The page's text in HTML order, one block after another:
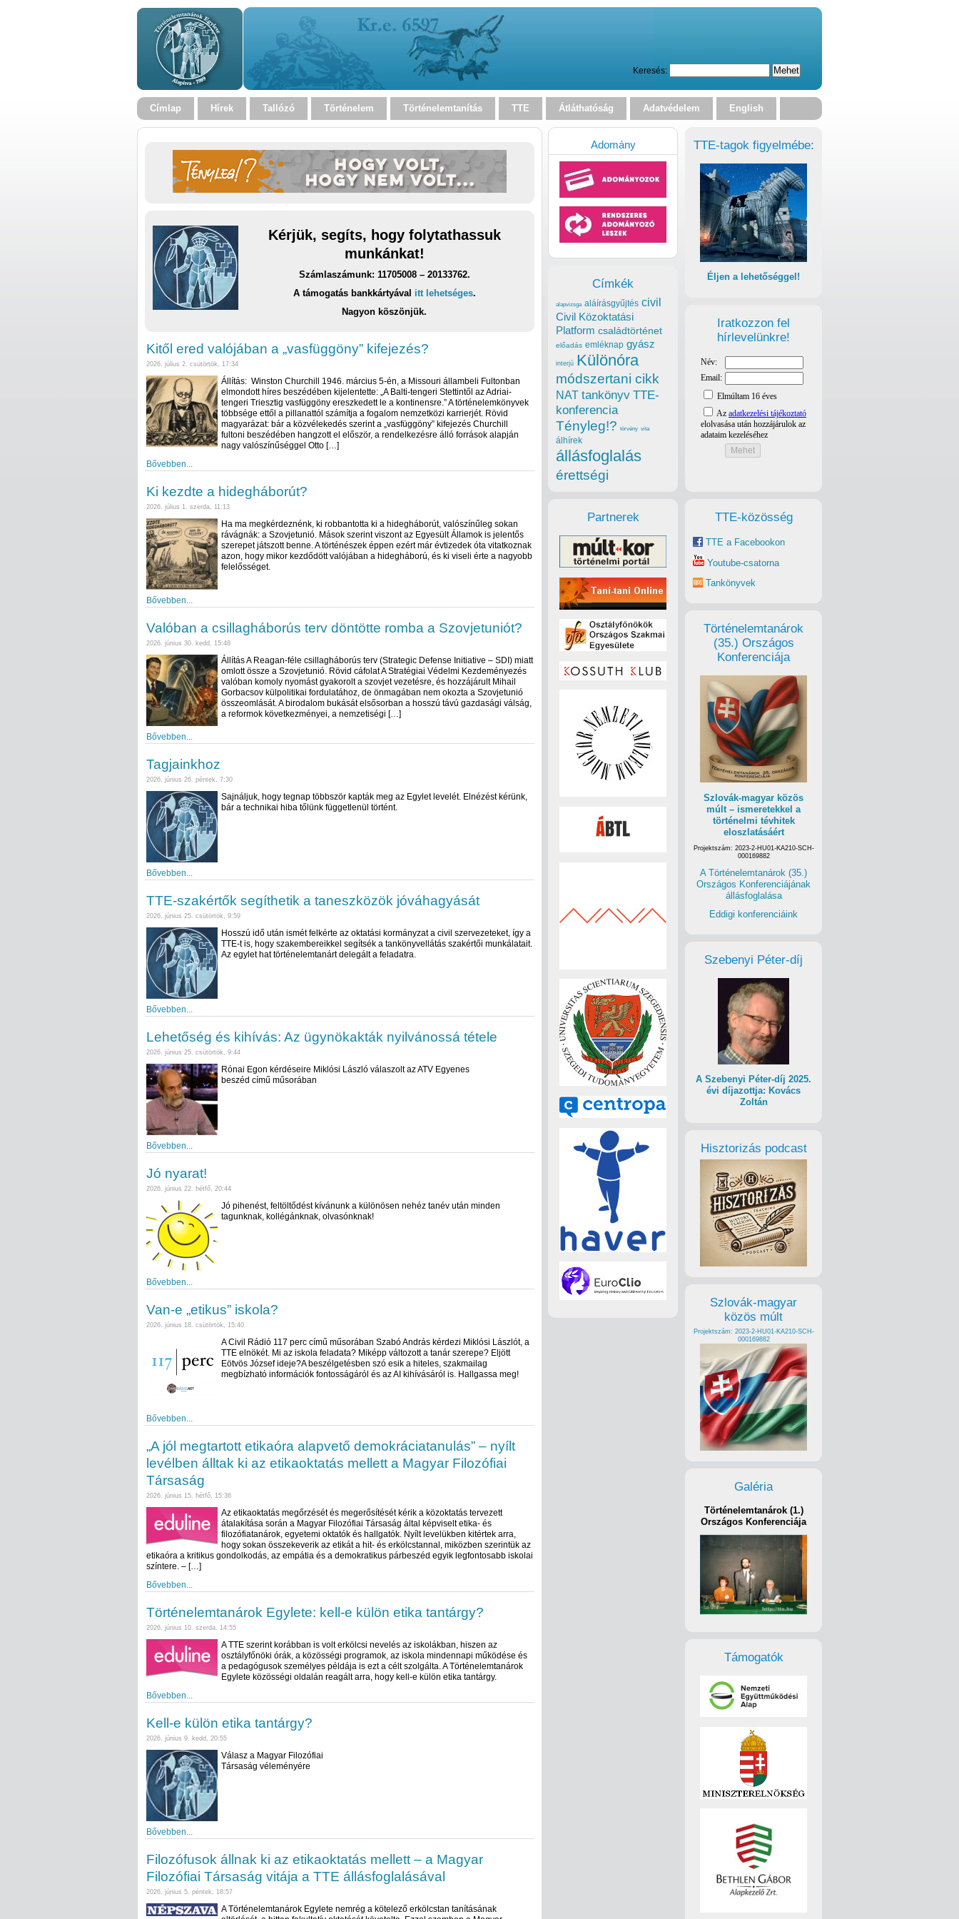
Keresés:
Címlap Hírek Tallózó Történelem Történelemtanítás TTE Átláthatóság Adatvédelem English
Kérjük, segíts, hogy folytathassuk
munkánkat!
Számlaszámunk: 11705008 – 20133762.
A támogatás bankkártyával itt lehetséges.
Nagyon köszönjük.
Kitől ered valójában a „vasfüggöny” kifejezés?
2026. július 2. csütörtök, 17:34
Állítás: Winston Churchill 1946. március 5-én, a Missouri állambeli Fultonban
elmondott híres beszédében kijelentette: „A Balti-tengeri Stettintől az Adriai-
tengeri Triesztig vasfüggöny ereszkedett le a kontinensre.” A történelemkönyvek
többsége ettől a pillanattól számítja a fogalom nemzetközi karrierjét. Rövid
magyarázat: bár a közvélekedés szerint a „vasfüggöny” kifejezés Churchill
fultoni beszédében hangzott el először, a rendelkezésre álló források alapján
nagy valószínűséggel Otto […]
Bővebben...
Ki kezdte a hidegháborút?
2026. július 1. szerda, 11:13
Ha ma megkérdeznénk, ki robbantotta ki a hidegháborút, valószínűleg sokan
rávágnák: a Szovjetunió. Mások szerint viszont az Egyesült Államok is jelentős
szerepet játszott benne. A történészek éppen ezért már évtizedek óta vitatkoznak
azon, hogy mikor kezdődött valójában a hidegháború, és ki viseli érte a nagyobb
felelősséget.
Bővebben...
Valóban a csillagháborús terv döntötte romba a Szovjetuniót?
2026. június 30. kedd, 15:48
Állítás A Reagan-féle csillagháborús terv (Strategic Defense Initiative – SDI) miatt
omlott össze a Szovjetunió. Rövid cáfolat A Stratégiai Védelmi Kezdeményezés
valóban komoly nyomást gyakorolt a szovjet vezetésre, és hozzájárult Mihail
Gorbacsov külpolitikai fordulatához, de önmagában nem okozta a Szovjetunió
összeomlását. A birodalom bukását elsősorban a hosszú távú gazdasági válság,
a reformok következményei, a nemzetiségi […]
Bővebben...
Tagjainkhoz
2026. június 26. péntek, 7:30
Sajnáljuk, hogy tegnap többször kapták meg az Egylet levelét. Elnézést kérünk,
bár a technikai hiba tőlünk függetlenül történt.
Bővebben...
TTE-szakértők segíthetik a taneszközök jóváhagyását
2026. június 25. csütörtök, 9:59
Hosszú idő után ismét felkérte az oktatási kormányzat a civil szervezeteket, így a
TTE-t is, hogy szakembereikkel segítsék a tankönyvellátás szakértői munkálatait.
Az egylet hat történelemtanárt delegált a feladatra.
Bővebben...
Lehetőség és kihívás: Az ügynökakták nyilvánossá tétele
2026. június 25. csütörtök, 9:44
Rónai Egon kérdéseire Miklósi László válaszolt az ATV Egyenes
beszéd című műsorában
Bővebben...
Jó nyarat!
2026. június 22. hétfő, 20:44
Jó pihenést, feltöltődést kívánunk a különösen nehéz tanév után minden
tagunknak, kollégánknak, olvasónknak!
Bővebben...
Van-e „etikus” iskola?
2026. június 18. csütörtök, 15:40
A Civil Rádió 117 perc című műsorában Szabó András kérdezi Miklósi Lászlót, a
TTE elnökét. Mi az iskola feladata? Miképp változott a tanár szerepe? Eljött
Eötvös József ideje?A beszélgetésben szó esik a hiteles, szakmailag
megbízható információk fontosságáról és az AI kihívásáról is. Hallgassa meg!
Bővebben...
„A jól megtartott etikaóra alapvető demokráciatanulás” – nyílt
levélben álltak ki az etikaoktatás mellett a Magyar Filozófiai
Társaság
2026. június 15. hétfő, 15:36
Az etikaoktatás megőrzését és megerősítését kérik a közoktatás tervezett
átalakítása során a Magyar Filozófiai Társaság által képviselt etika- és
filozófiatanárok, egyetemi oktatók és hallgatók. Nyílt levelükben kitértek arra,
hogy sokan összekeverik az etikát a hit- és erkölcstannal, miközben szerintük az
etikaóra a kritikus gondolkodás, az empátia és a demokratikus párbeszéd egyik legfontosabb iskolai
színtere. – […]
Bővebben...
Történelemtanárok Egylete: kell-e külön etika tantárgy?
2026. június 10. szerda, 14:55
A TTE szerint korábban is volt erkölcsi nevelés az iskolákban, hiszen az
osztályfőnöki órák, a közösségi programok, az iskola mindennapi működése és
a pedagógusok személyes példája is ezt a célt szolgálta. A Történelemtanárok
Egylete közösségi oldalán reagált arra, hogy kell-e külön etika tantárgy.
Bővebben...
Kell-e külön etika tantárgy?
2026. június 9. kedd, 20:55
Válasz a Magyar Filozófiai
Társaság véleményére
Bővebben...
Filozófusok állnak ki az etikaoktatás mellett – a Magyar
Filozófiai Társaság vitája a TTE állásfoglalásával
2026. június 5. péntek, 18:57
A Történelemtanárok Egylete nemrég a kötelező erkölcstan tanításának
TTE-tagok figyelmébe:
Éljen a lehetőséggel!
Iratkozzon fel
hírlevelünkre!
TTE-közösség
TTE a Facebookon
Youtube-csatorna
Tankönyvek
Történelemtanárok
(35.) Országos
Konferenciája
Szlovák-magyar közös
múlt – ismeretekkel a
történelmi tévhitek
eloszlatásáért
Projektszám: 2023-2-HU01-KA210-SCH-
000169882
A Történelemtanárok (35.)
Országos Konferenciájának
állásfoglalása
Eddigi konferenciáink
Szebenyi Péter-díj
A Szebenyi Péter-díj 2025.
évi díjazottja: Kovács
Zoltán
Hisztorizás podcast
Szlovák-magyar
közös múlt
Projektszám: 2023-2-HU01-KA210-SCH-
000169882
Galéria
Történelemtanárok (1.)
Országos Konferenciája
Támogatók
Adomány
Címkék
alapvizsga aláírásgyűjtés civil
Civil Közoktatási
Platform családtörténet
előadás emléknap gyász
interjú Különóra
módszertani cikk
NAT tankönyv TTE-
konferencia
Tényleg!? törvény vita
álhírek
állásfoglalás
érettségi
Partnerek